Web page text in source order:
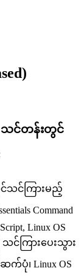
သင်တန်းတွင်
တွင်သင်ကြားမည့်
Command
Linux OS
င်ကြားပေးသွား
က်ပုံ၊ Linux OS